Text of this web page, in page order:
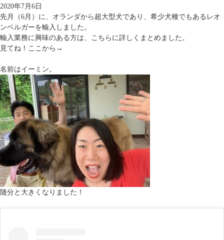
2020年7月6日
先月（6月）に、オランダから超大型犬であり、希少犬種でもあるレオ
ンベルガーを輸入しました。
輸入業務に興味のある方は、こちらに詳しくまとめました。
見てね！ ここから→
名前はイーミン。
随分と大きくなりました！